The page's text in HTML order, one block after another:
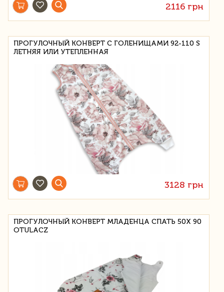
2116 грн
ПРОГУЛОЧНЫЙ КОНВЕРТ С ГОЛЕНИЩАМИ 92-110 S
ЛЕТНЯЯ ИЛИ УТЕПЛЕННАЯ
3128 грн
ПРОГУЛОЧНЫЙ КОНВЕРТ МЛАДЕНЦА СПАТЬ 50X 90
OTULACZ